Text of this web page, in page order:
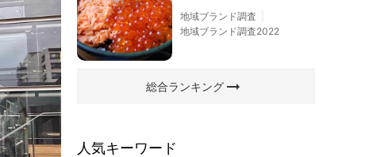
１位は北海道、３位は
大阪府、２位は〇〇
地域ブランド調査
地域ブランド調査2022
総合ランキングarrow_right_alt
人気キーワード